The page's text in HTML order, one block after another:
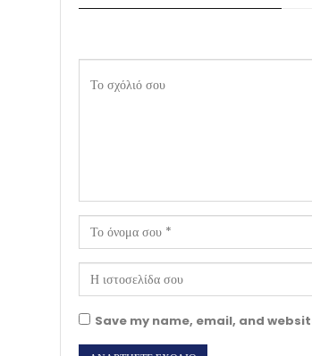
Save my name, email, and